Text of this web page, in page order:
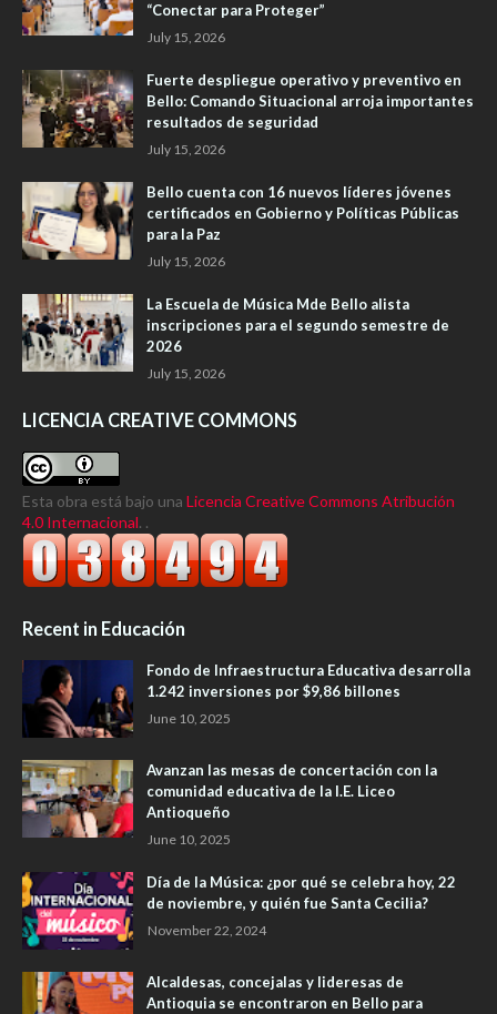
“Conectar para Proteger”
July 15, 2026
Fuerte despliegue operativo y preventivo en
Bello: Comando Situacional arroja importantes
resultados de seguridad
July 15, 2026
Bello cuenta con 16 nuevos líderes jóvenes
certificados en Gobierno y Políticas Públicas
para la Paz
July 15, 2026
La Escuela de Música Mde Bello alista
inscripciones para el segundo semestre de
2026
July 15, 2026
LICENCIA CREATIVE COMMONS
Esta obra está bajo una Licencia Creative Commons Atribución
4.0 Internacional. .
Recent in Educación
Fondo de Infraestructura Educativa desarrolla
1.242 inversiones por $9,86 billones
June 10, 2025
Avanzan las mesas de concertación con la
comunidad educativa de la I.E. Liceo
Antioqueño
June 10, 2025
Día de la Música: ¿por qué se celebra hoy, 22
de noviembre, y quién fue Santa Cecilia?
November 22, 2024
Alcaldesas, concejalas y lideresas de
Antioquia se encontraron en Bello para